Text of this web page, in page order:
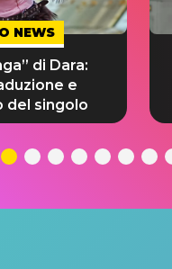
NEWS
di Dara:
e
del singolo